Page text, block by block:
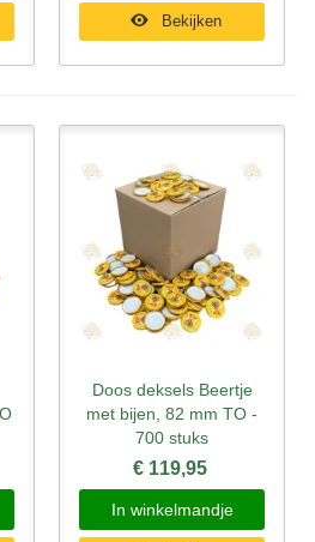
Bekijken
Doos deksels Beertje
met bijen, 82 mm TO -
700 stuks
€ 119,95
In winkelmandje